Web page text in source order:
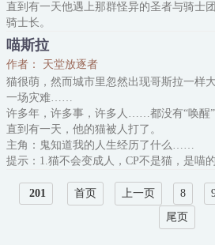
直到有一天他遇上那群怪异的圣者与骑士
骑士长。
当爱管闲事的奶妈骑士长，撞上除了杀活
的前军人，
他们会擦出什麽样的火花呢？
这是一个忠诚奶妈骑士长 VS 面瘫萌货特种
喵斯拉
作者： 天堂放逐者
猫很萌，然而城市里忽然出现哥斯拉一样
一场灾难……
许多年，许多事，许多人……都没有“唤醒”
直到有一天，他的猫被人打了。
主角：鬼知道我的人生经历了什么……
提示：1.猫不会变成人，CP不是猫，是喵
201
首页 上一页 8
尾页